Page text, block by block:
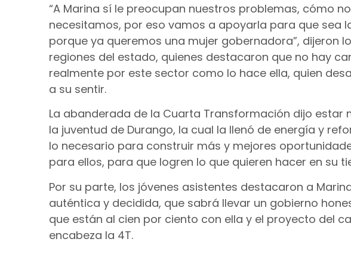
“A Marina sí le preocupan nuestros problemas, cómo
necesitamos, por eso vamos a apoyarla para que sea
porque ya queremos una mujer gobernadora”, dijeron
regiones del estado, quienes destacaron que no hay
realmente por este sector como lo hace ella, quien
a su sentir.
La abanderada de la Cuarta Transformación dijo estar
la juventud de Durango, la cual la llenó de energía y
lo necesario para construir más y mejores
para ellos, para que logren lo que quieren hacer en su
Por su parte, los jóvenes asistentes destacaron a
auténtica y decidida, que sabrá llevar un gobierno
que están al cien por ciento con ella y el proyecto del
encabeza la 4T.